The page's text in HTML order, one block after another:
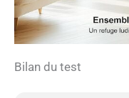
Bilan du test